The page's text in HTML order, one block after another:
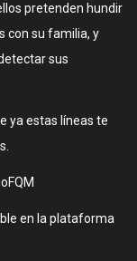
pretenden hundir
con su familia, y
sus
ya estas líneas te
en la plataforma